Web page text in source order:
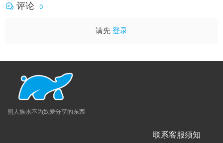
评论 0
请先 登录
熊人族永不为奴爱分享的东西
联系客服须知